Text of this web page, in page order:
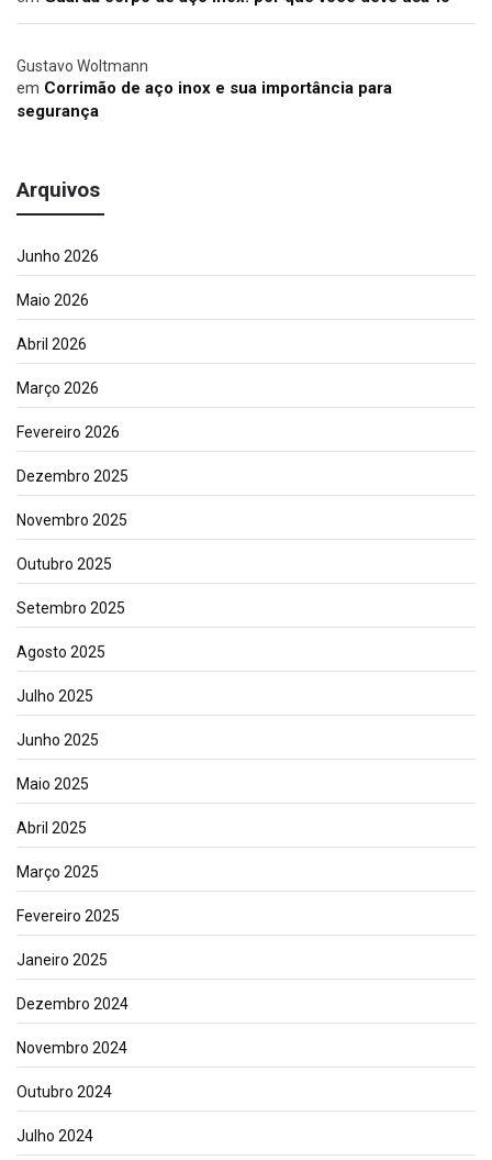
Gustavo Woltmann
em Corrimão de aço inox e sua importância para
segurança
Arquivos
Junho 2026
Maio 2026
Abril 2026
Março 2026
Fevereiro 2026
Dezembro 2025
Novembro 2025
Outubro 2025
Setembro 2025
Agosto 2025
Julho 2025
Junho 2025
Maio 2025
Abril 2025
Março 2025
Fevereiro 2025
Janeiro 2025
Dezembro 2024
Novembro 2024
Outubro 2024
Julho 2024